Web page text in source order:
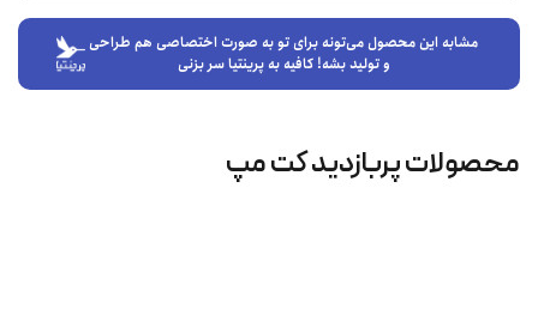
مشابه این محصول می‌تونه برای تو به صورت اختصاصی هم طراحی
و تولید بشه! کافیه به پرینتیا سر بزنی
محصولات پربازدید کت‌ مپ